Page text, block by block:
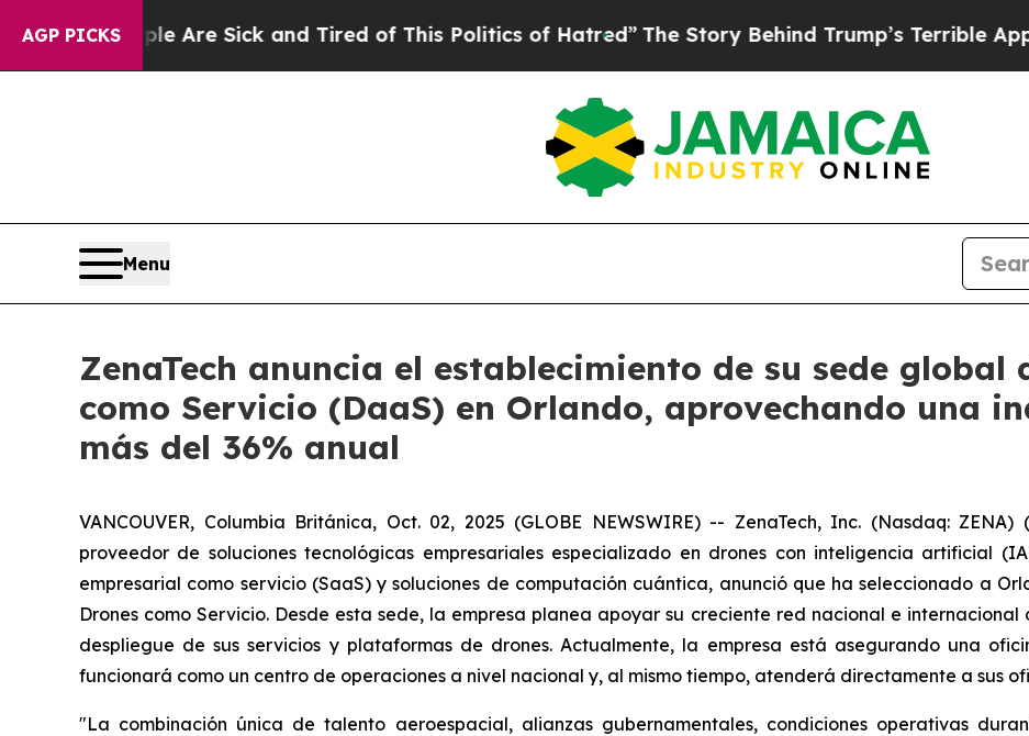
AGP PICKSAre Sick and Tired of This Politics of Hatred” The Story Behind Trump’s Terrible Approval
Menu
ZenaTech anuncia el establecimiento de su sede global
como Servicio (DaaS) en Orlando, aprovechando una
más del 36% anual
VANCOUVER, Columbia Británica, Oct. 02, 2025 (GLOBE NEWSWIRE) -- ZenaTech, Inc. (Nasdaq: ZENA)
proveedor de soluciones tecnológicas empresariales especializado en drones con inteligencia artificial
empresarial como servicio (SaaS) y soluciones de computación cuántica, anunció que ha seleccionado a
Drones como Servicio. Desde esta sede, la empresa planea apoyar su creciente red nacional e
despliegue de sus servicios y plataformas de drones. Actualmente, la empresa está asegurando una
funcionará como un centro de operaciones a nivel nacional y, al mismo tiempo, atenderá directamente a sus
"La combinación única de talento aeroespacial, alianzas gubernamentales, condiciones operativas